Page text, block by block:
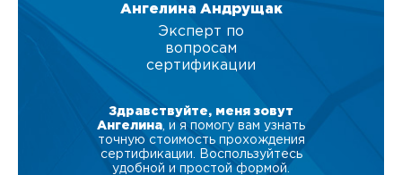
Ангелина Андрущак
Эксперт по
вопросам
сертификации
Здравствуйте, меня зовут
Ангелина , и я помогу вам узнать
точную стоимость прохождения
сертификации. Воспользуйтесь
удобной и простой формой.